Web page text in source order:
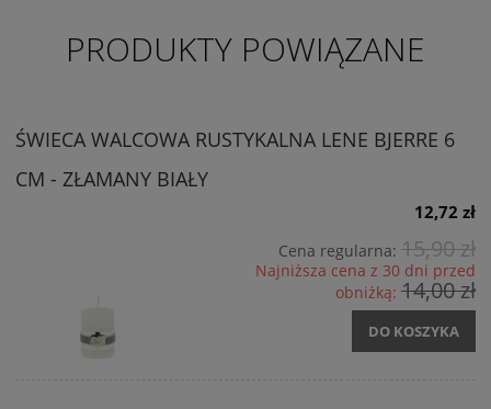
PRODUKTY POWIĄZANE
ŚWIECA WALCOWA RUSTYKALNA LENE BJERRE 6
CM - ZŁAMANY BIAŁY
12,72 zł
Cena regularna: 15,90 zł
Najniższa cena z 30 dni przed
obniżką: 14,00 zł
DO KOSZYKA